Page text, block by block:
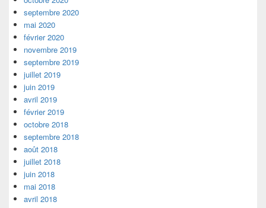
septembre 2020
mai 2020
février 2020
novembre 2019
septembre 2019
juillet 2019
juin 2019
avril 2019
février 2019
octobre 2018
septembre 2018
août 2018
juillet 2018
juin 2018
mai 2018
avril 2018